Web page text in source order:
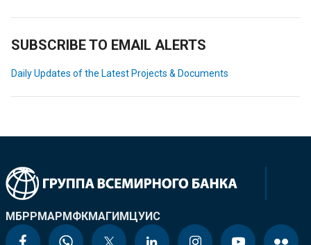
SUBSCRIBE TO EMAIL ALERTS
Daily Updates of the Latest Projects & Documents
МБРРМАРМФКМАГИМЦУИС